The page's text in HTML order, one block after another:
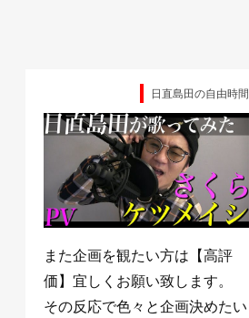
日直島田の自由時間
また企画を観たい方は【高評
価】宜しくお願い致します。
その反応で色々と企画決めたい